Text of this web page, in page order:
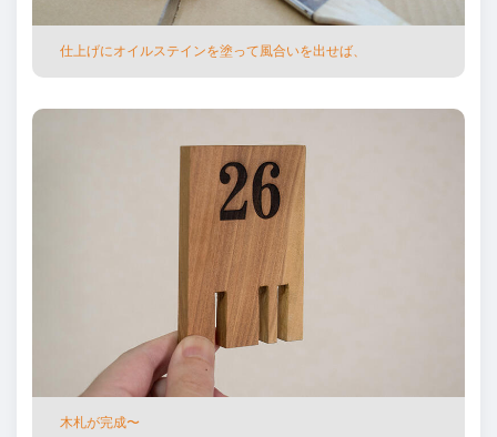
仕上げにオイルステインを塗って⾵合いを出せば、
⽊札が完成〜